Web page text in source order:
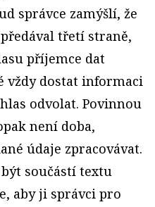
správce zamýšlí, že
třetí straně,
příjemce dat
vždy dostat informaci
odvolat. Povinnou
není doba,
údaje zpracovávat.
součástí textu
aby ji správci pro